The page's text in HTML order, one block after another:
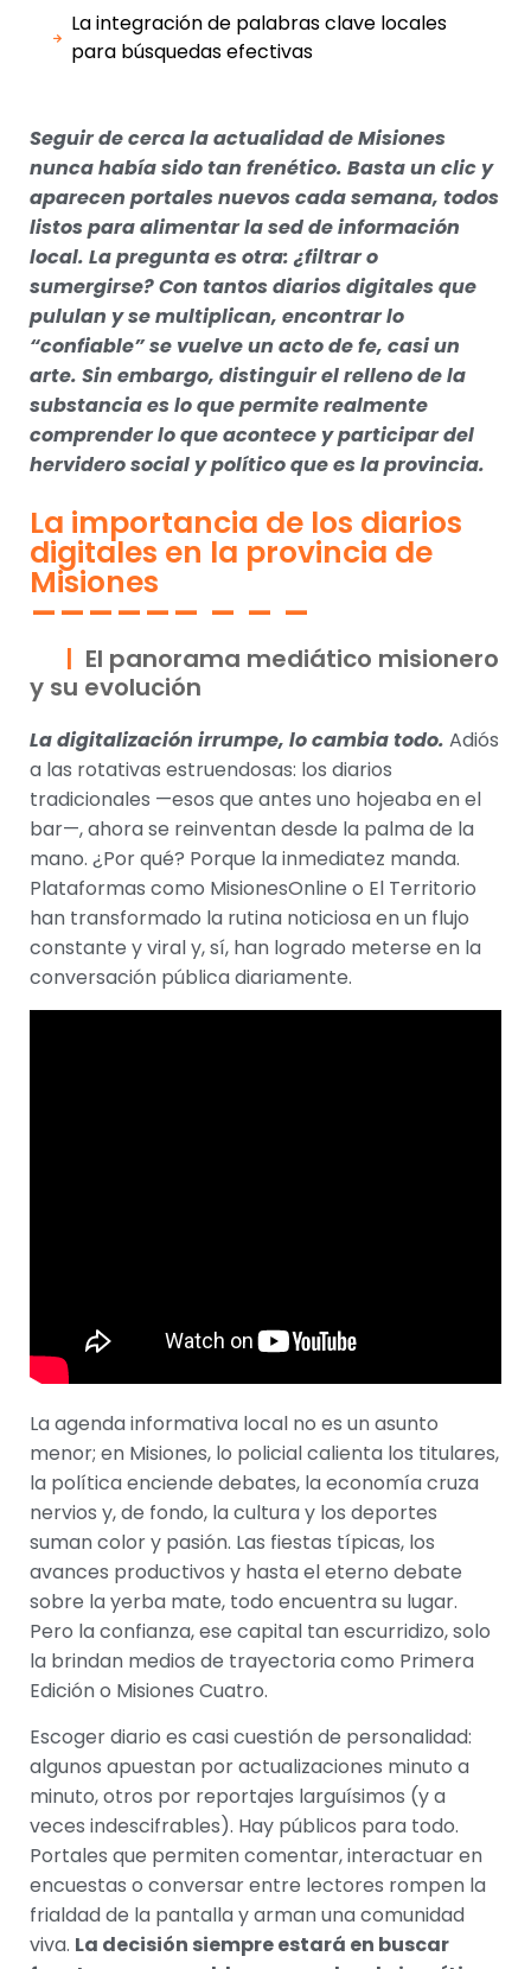
La integración de palabras clave locales
para búsquedas efectivas
Seguir de cerca la actualidad de Misiones
nunca había sido tan frenético. Basta un clic y
aparecen portales nuevos cada semana, todos
listos para alimentar la sed de información
local. La pregunta es otra: ¿filtrar o
sumergirse? Con tantos diarios digitales que
pululan y se multiplican, encontrar lo
“confiable” se vuelve un acto de fe, casi un
arte. Sin embargo, distinguir el relleno de la
substancia es lo que permite realmente
comprender lo que acontece y participar del
hervidero social y político que es la provincia.
La importancia de los diarios
digitales en la provincia de
Misiones
El panorama mediático misionero
y su evolución
La digitalización irrumpe, lo cambia todo. Adiós
a las rotativas estruendosas: los diarios
tradicionales —esos que antes uno hojeaba en el
bar—, ahora se reinventan desde la palma de la
mano. ¿Por qué? Porque la inmediatez manda.
Plataformas como MisionesOnline o El Territorio
han transformado la rutina noticiosa en un flujo
constante y viral y, sí, han logrado meterse en la
conversación pública diariamente.
La agenda informativa local no es un asunto
menor; en Misiones, lo policial calienta los titulares,
la política enciende debates, la economía cruza
nervios y, de fondo, la cultura y los deportes
suman color y pasión. Las fiestas típicas, los
avances productivos y hasta el eterno debate
sobre la yerba mate, todo encuentra su lugar.
Pero la confianza, ese capital tan escurridizo, solo
la brindan medios de trayectoria como Primera
Edición o Misiones Cuatro.
Escoger diario es casi cuestión de personalidad:
algunos apuestan por actualizaciones minuto a
minuto, otros por reportajes larguísimos (y a
veces indescifrables). Hay públicos para todo.
Portales que permiten comentar, interactuar en
encuestas o conversar entre lectores rompen la
frialdad de la pantalla y arman una comunidad
viva. La decisión siempre estará en buscar